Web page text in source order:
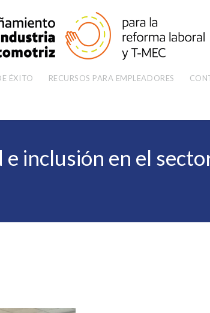
ÉXITO RECURSOS PARA EMPLEADORES
inclusión en el